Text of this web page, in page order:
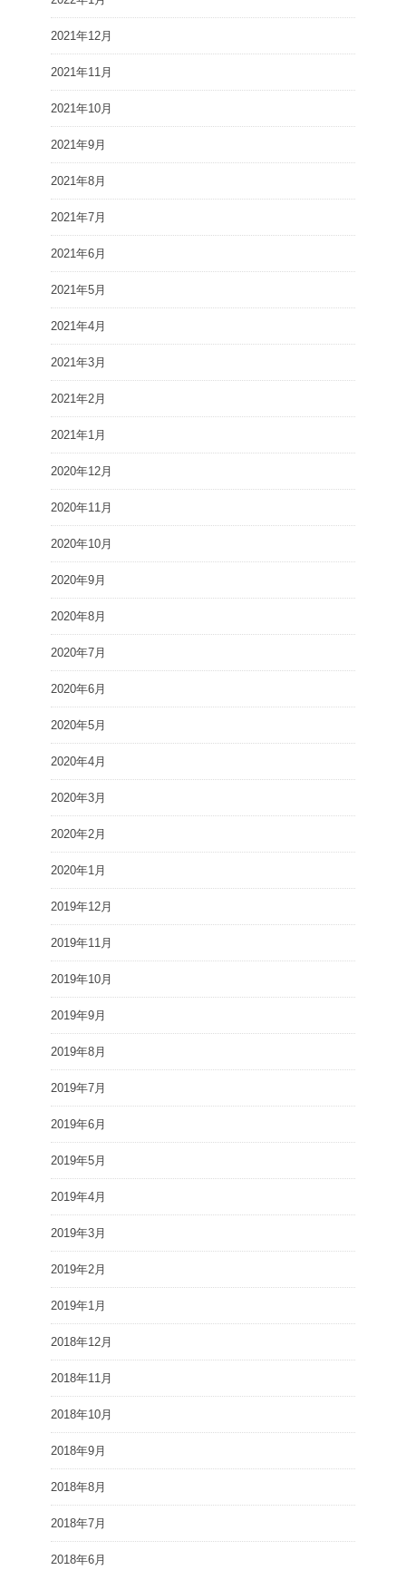
2021年12月
2021年11月
2021年10月
2021年9月
2021年8月
2021年7月
2021年6月
2021年5月
2021年4月
2021年3月
2021年2月
2021年1月
2020年12月
2020年11月
2020年10月
2020年9月
2020年8月
2020年7月
2020年6月
2020年5月
2020年4月
2020年3月
2020年2月
2020年1月
2019年12月
2019年11月
2019年10月
2019年9月
2019年8月
2019年7月
2019年6月
2019年5月
2019年4月
2019年3月
2019年2月
2019年1月
2018年12月
2018年11月
2018年10月
2018年9月
2018年8月
2018年7月
2018年6月